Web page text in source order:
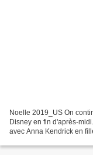
Noelle 2019_US On
Disney en fin d'après-
avec Anna Kendrick en